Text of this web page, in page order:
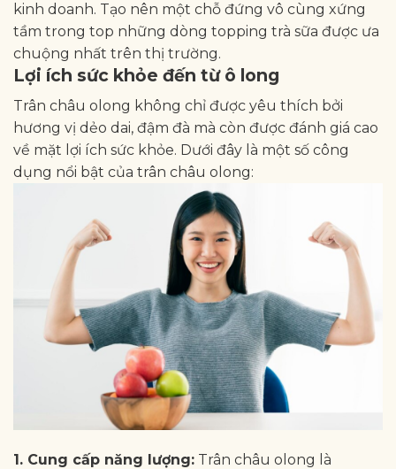
kinh doanh. Tạo nên một chỗ đứng vô cùng xứng
tầm trong top những dòng topping trà sữa được ưa
chuộng nhất trên thị trường.
Lợi ích sức khỏe đến từ ô long
Trân châu olong không chỉ được yêu thích bởi
hương vị dẻo dai, đậm đà mà còn được đánh giá cao
về mặt lợi ích sức khỏe. Dưới đây là một số công
dụng nổi bật của trân châu olong:
1. Cung cấp năng lượng: Trân châu olong là